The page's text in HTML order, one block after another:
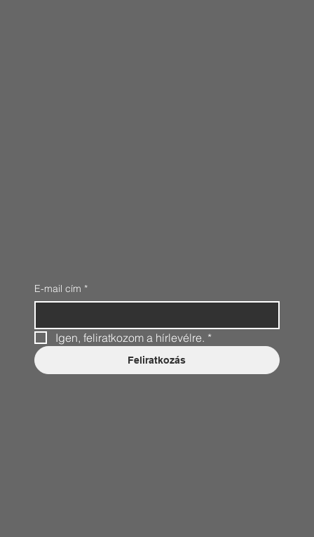
E-mail cím *
Igen, feliratkozom a hírlevélre. *
Feliratkozás